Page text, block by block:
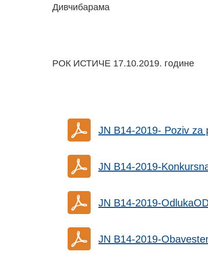
Дивчибарама
РОК ИСТИЧЕ 17.10.2019. године
JN B14-2019- Poziv za
JN B14-2019-
JN B14-2019-
JN B14-2019-